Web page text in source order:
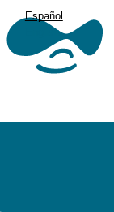
Español
English